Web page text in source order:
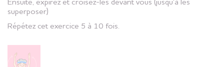
Ensuite, expirez et croisez-les devant vous (jusqu’à les
superposer)
Répétez cet exercice 5 à 10 fois.